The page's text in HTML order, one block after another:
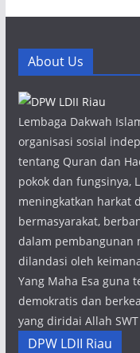
About Us
Lembaga Dakwah
organisasi sosial
tentang Quran dan
pokok dan fungsinya,
meningkatkan harkat
bermasyarakat,
dalam pembangunan
dilandasi oleh
Yang Maha Esa guna
demokratis dan
yang diridai Allah SWT
DPW LDII Riau